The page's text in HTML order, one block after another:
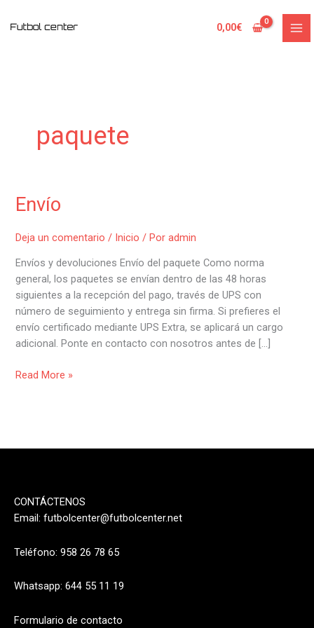
0,00€
paquete
Envío
Deja un comentario / Inicio / Poradmin
Envíos y devoluciones Envío del paquete Como norma
general, los paquetes se envían dentro de las 48 horas
siguientes a la recepción del pago, través de UPS con
número de seguimiento y entrega sin firma. Si prefieres el
envío certificado mediante UPS Extra, se aplicará un cargo
adicional. Ponte en contacto con nosotros antes de […]
Envío
Read More »
CONTÁCTENOS
Email: futbolcenter@futbolcenter.net
Teléfono: 958 26 78 65
Whatsapp: 644 55 11 19
Formulario de contacto